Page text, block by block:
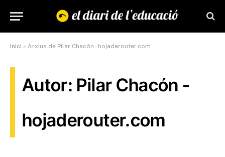
Inici » Arxius de Pilar Chacón - hojaderouter.com
Autor: Pilar Chacón -
hojaderouter.com